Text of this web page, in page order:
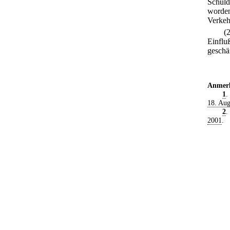
1.
18.
2.
2001.